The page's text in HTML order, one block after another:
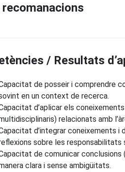
/ Resultats
de posseir i comprendre
en un context de recerca.
d’aplicar els
relacionats amb
d’integrar coneixements i
sobre les responsabilitats
de comunicar
clara i sense ambigüitats.